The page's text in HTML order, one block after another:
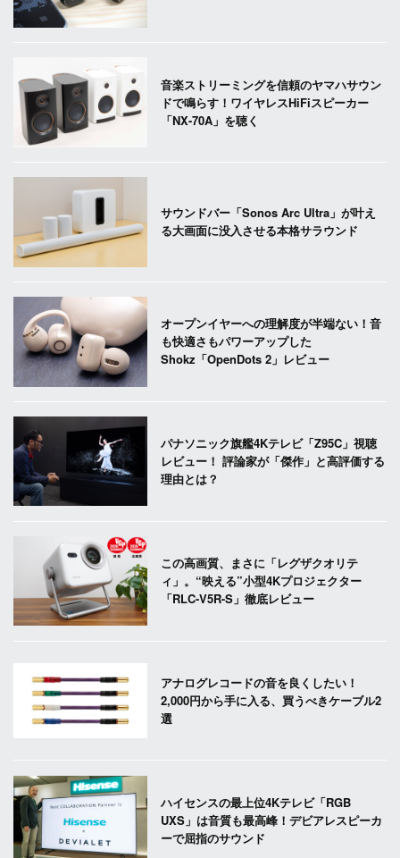
音楽ストリーミングを信頼のヤマハサウン
ドで鳴らす！ワイヤレスHiFiスピーカー
「NX-70A」を聴く
サウンドバー「Sonos Arc Ultra」が叶え
る大画面に没入させる本格サラウンド
オープンイヤーへの理解度が半端ない！音
も快適さもパワーアップした
Shokz「OpenDots 2」レビュー
パナソニック旗艦4Kテレビ「Z95C」視聴
レビュー！ 評論家が「傑作」と高評価する
理由とは？
この高画質、まさに「レグザクオリテ
ィ」。“映える”小型4Kプロジェクター
「RLC-V5R-S」徹底レビュー
アナログレコードの音を良くしたい！
2,000円から手に入る、買うべきケーブル2
選
ハイセンスの最上位4Kテレビ「RGB
UXS」は音質も最高峰！デビアレスピーカ
ーで屈指のサウンド